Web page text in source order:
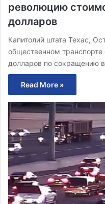
революцию
долларов
Капитолий штата Техас,
общественном
долларов по сокращению
Read More »